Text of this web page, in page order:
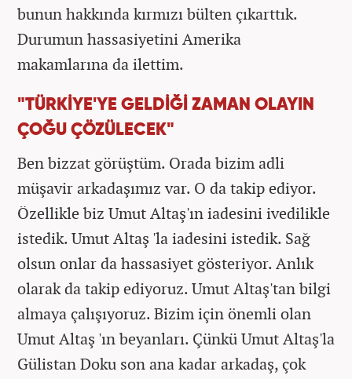
bunun hakkında kırmızı bülten çıkarttık.
Durumun hassasiyetini Amerika
makamlarına da ilettim.
"TÜRKİYE'YE GELDİĞİ ZAMAN OLAYIN
ÇOĞU ÇÖZÜLECEK"
Ben bizzat görüştüm. Orada bizim adli
müşavir arkadaşımız var. O da takip ediyor.
Özellikle biz Umut Altaş'ın iadesini ivedilikle
istedik. Umut Altaş 'la iadesini istedik. Sağ
olsun onlar da hassasiyet gösteriyor. Anlık
olarak da takip ediyoruz. Umut Altaş'tan bilgi
almaya çalışıyoruz. Bizim için önemli olan
Umut Altaş 'ın beyanları. Çünkü Umut Altaş'la
Gülistan Doku son ana kadar arkadaş, çok